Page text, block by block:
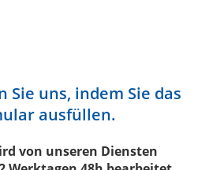
Sie uns, indem Sie das
ausfüllen.
von unseren Diensten